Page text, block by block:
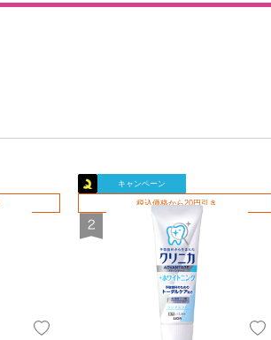
キャンペーン
税込価格から20円引き